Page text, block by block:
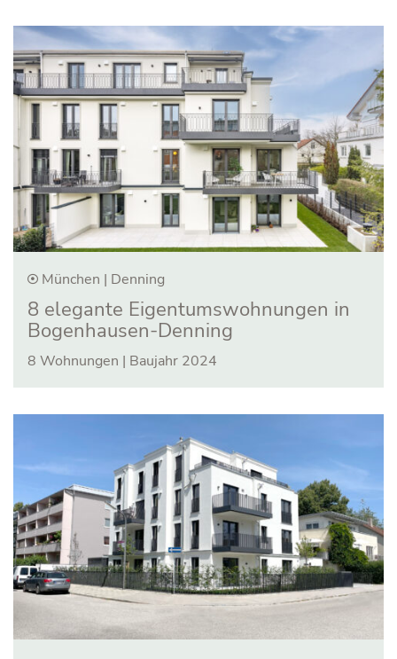
München | Denning
8 elegante Eigen­­tums­­woh­­nun­­gen in
Bogenhausen-Denning
8 Wohnungen | Baujahr 2024